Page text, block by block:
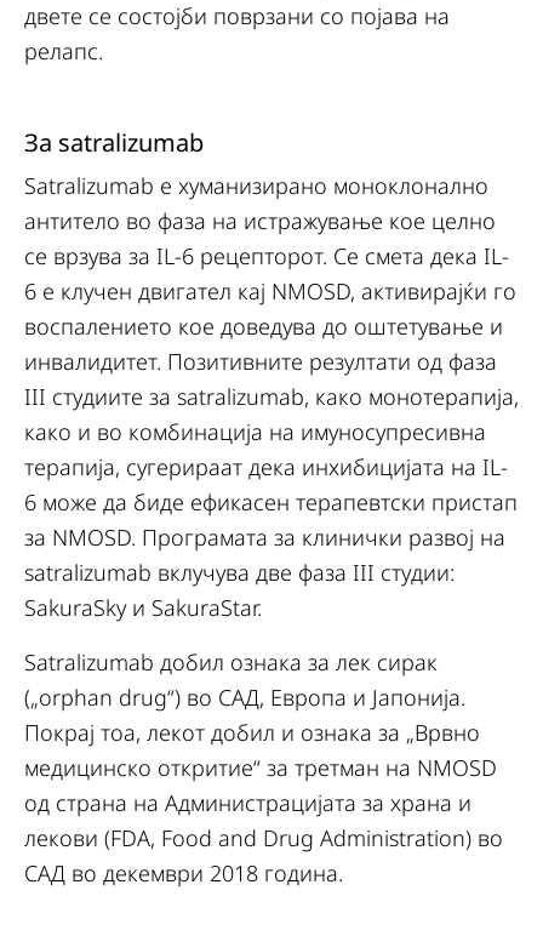
двете се состојби поврзани со појава на
релапс.
За satralizumab
Satralizumab е хуманизирано моноклонално
антитело во фаза на истражување кое целно
се врзува за IL-6 рецепторот. Се смета дека IL-
6 е клучен двигател кај NMOSD, активирајќи го
воспалението кое доведува до оштетување и
инвалидитет. Позитивните резултати од фаза
III студиите за satralizumab, како монотерапија,
како и во комбинација на имуносупресивна
терапија, сугерираат дека инхибицијата на IL-
6 може да биде ефикасен терапевтски пристап
за NMOSD. Програмата за клинички развој на
satralizumab вклучува две фаза III студии:
SakuraSky и SakuraStar.
Satralizumab добил ознака за лек сирак
(„orphan drug“) во САД, Европа и Јапонија.
Покрај тоа, лекот добил и ознака за „Врвно
медицинско откритие“ за третман на NMOSD
од страна на Администрацијата за храна и
лекови (FDA, Food and Drug Administration) во
САД во декември 2018 година.